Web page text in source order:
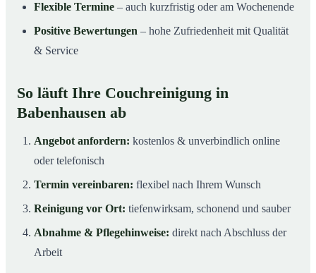
Flexible Termine – auch kurzfristig oder am Wochenende
Positive Bewertungen – hohe Zufriedenheit mit Qualität
& Service
So läuft Ihre Couchreinigung in
Babenhausen ab
Angebot anfordern: kostenlos & unverbindlich online
oder telefonisch
Termin vereinbaren: flexibel nach Ihrem Wunsch
Reinigung vor Ort: tiefenwirksam, schonend und sauber
Abnahme & Pflegehinweise: direkt nach Abschluss der
Arbeit